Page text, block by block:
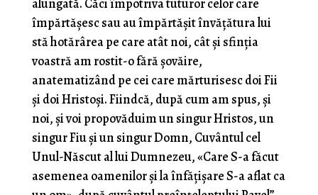
alungată. Căci împotriva tuturor celor care
împărtășesc sau au împărtășit învățătura lui
stă hotărârea pe care atât noi, cât și sfinția
voastră am rostit-o fără șovăire,
anatematizând pe cei care mărturisesc doi Fii
și doi Hristoși. Fiindcă, după cum am spus, și
noi, și voi propovăduim un singur Hristos, un
singur Fiu și un singur Domn, Cuvântul cel
Unul-Născut al lui Dumnezeu, «Care S-a făcut
asemenea oamenilor și la înfățișare S-a aflat ca